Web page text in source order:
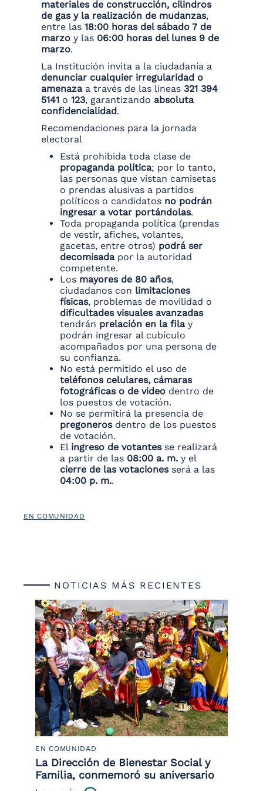
materiales de construcción, cilindros
de gas y la realización de mudanzas,
entre las 18:00 horas del sábado 7 de
marzo y las 06:00 horas del lunes 9 de
marzo.
La Institución invita a la ciudadanía a
denunciar cualquier irregularidad o
amenazaa través de las líneas 321 394
5141 o 123, garantizando absoluta
confidencialidad.
Recomendaciones para la jornada
electoral
Está prohibida toda clase de
propaganda política; por lo tanto,
las personas que vistan camisetas
o prendas alusivas a partidos
políticos o candidatos no podrán
ingresar a votar portándolas.
Toda propaganda política (prendas
de vestir, afiches, volantes,
gacetas, entre otros) podrá ser
decomisadapor la autoridad
competente.
Los mayores de 80 años,
ciudadanos con limitaciones
físicas, problemas de movilidad o
dificultades visuales avanzadas
tendrán prelación en la filay
podrán ingresar al cubículo
acompañados por una persona de
su confianza.
No está permitido el uso de
teléfonos celulares, cámaras
fotográficas o de video dentro de
los puestos de votación.
No se permitirá la presencia de
pregonerosdentro de los puestos
de votación.
El ingreso de votantesse realizará
a partir de las 08:00 a. m. y el
cierre de las votacionesserá a las
04:00 p. m..
EN COMUNIDAD
NOTICIAS MÁS RECIENTES
EN COMUNIDAD
La Dirección de Bienestar Social y
Familia, conmemoró su aniversario